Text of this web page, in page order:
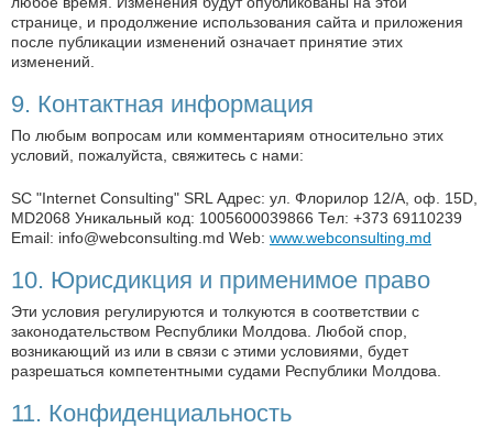
странице, и продолжение использования сайта и приложения
после публикации изменений означает принятие этих
изменений.
9. Контактная информация
По любым вопросам или комментариям относительно этих
условий, пожалуйста, свяжитесь с нами:
SC "Internet Consulting" SRL Адрес: ул. Флорилор 12/A, оф. 15D,
MD2068 Уникальный код: 1005600039866 Тел: +373 69110239
Email: info@webconsulting.md Web: www.webconsulting.md
10. Юрисдикция и применимое право
Эти условия регулируются и толкуются в соответствии с
законодательством Республики Молдова. Любой спор,
возникающий из или в связи с этими условиями, будет
разрешаться компетентными судами Республики Молдова.
11. Конфиденциальность